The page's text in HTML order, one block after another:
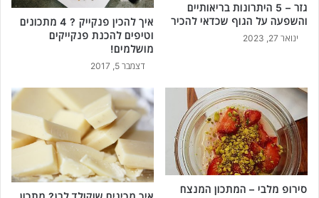
גזר – 5 היתרונות בריאותיים
והשפעה על הגוף שכדאי להכיר
ינואר 27, 2023
איך להכין פנקייק ? 4 מתכונים
וטיפים להכנת פנקייקים
מושלמים!
דצמבר 5, 2017
סירופ מלבי – המתכון המנצח